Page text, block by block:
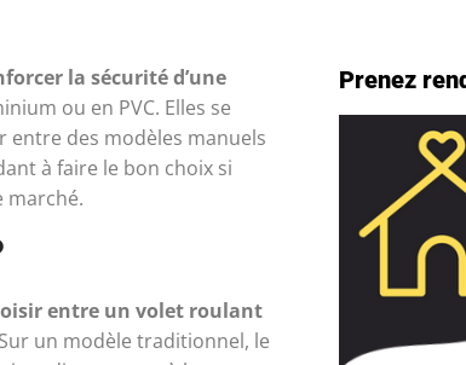
la sécurité d’une
ou en PVC. Elles se
entre des modèles manuels
à faire le bon choix si
marché.
entre un volet roulant
un modèle traditionnel, le
Prenez